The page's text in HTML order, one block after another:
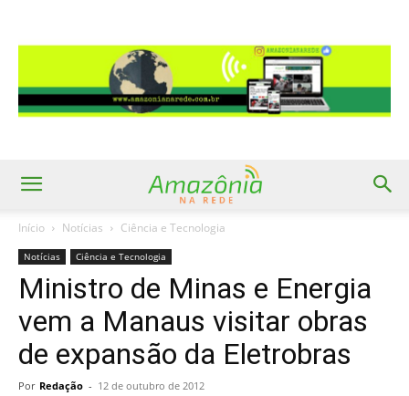
Início Notícias Ciência e Tecnologia
Notícias Ciência e Tecnologia
Ministro de Minas e Energia
vem a Manaus visitar obras
de expansão da Eletrobras
Por Redação - 12 de outubro de 2012